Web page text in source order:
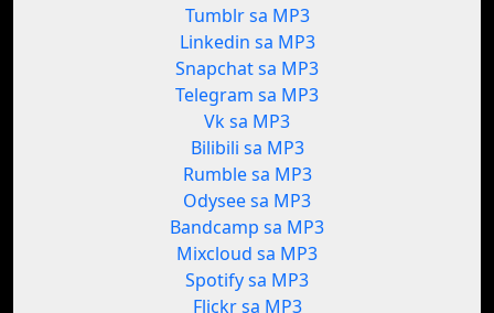
Tumblr sa MP3
Linkedin sa MP3
Snapchat sa MP3
Telegram sa MP3
Vk sa MP3
Bilibili sa MP3
Rumble sa MP3
Odysee sa MP3
Bandcamp sa MP3
Mixcloud sa MP3
Spotify sa MP3
Flickr sa MP3